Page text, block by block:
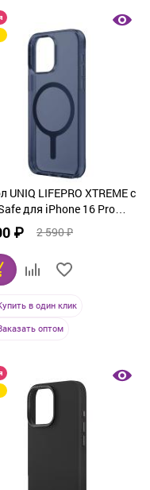
UNIQ LIFEPRO XTREME с
для iPhone 16 Pro
₽ 2 590 ₽
в один клик
оптом